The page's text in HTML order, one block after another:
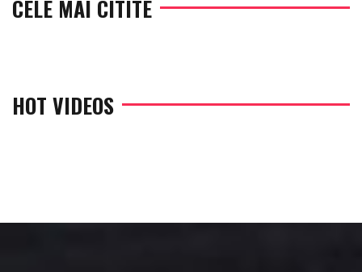
CELE MAI CITITE
HOT VIDEOS